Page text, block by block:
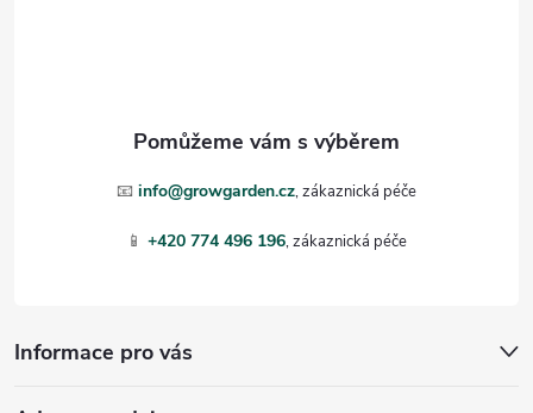
📧 info@growgarden.cz
📱 +420 774 496 196
Informace pro vás